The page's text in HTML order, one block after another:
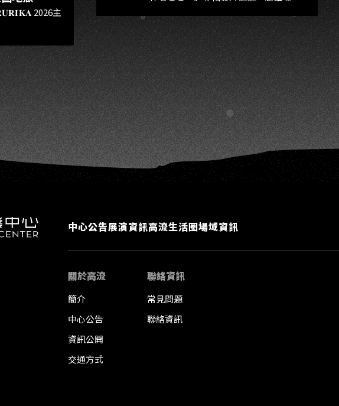
、無我夢
）
2026主
中心公告展演資訊高流生活圈場域資訊
關於高流
簡介
中心公告
資訊公開
交通方式
聯絡資訊
常見問題
聯絡資訊